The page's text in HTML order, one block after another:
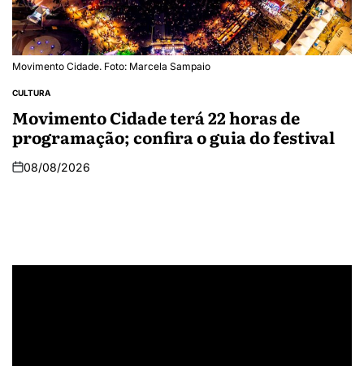
Movimento Cidade. Foto: Marcela Sampaio
CULTURA
Movimento Cidade terá 22 horas de
programação; confira o guia do festival
08/08/2026